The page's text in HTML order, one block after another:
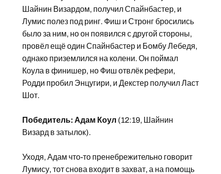
Шайнин Визардом, получил Спайнбастер, и
Лумис полез под ринг. Фиш и Стронг бросились
было за ним, но он появился с другой стороны,
провёл ещё один Спайнбастер и Бомбу Лебедя,
однако приземлился на колени. Он поймал
Коула в финишер, но Фиш отвлёк рефери,
Родди пробил Энцугири, и Декстер получил Ласт
Шот.
Победитель: Адам Коул (12:19, Шайнин
Визард в затылок).
Уходя, Адам что-то пренебрежительно говорит
Лумису, тот снова входит в захват, а на помощь